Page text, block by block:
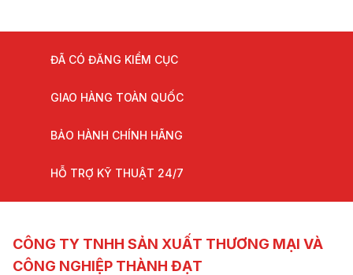
ĐÃ CÓ ĐĂNG KIỂM CỤC
GIAO HÀNG TOÀN QUỐC
BẢO HÀNH CHÍNH HÃNG
HỖ TRỢ KỸ THUẬT 24/7
CÔNG TY TNHH SẢN XUẤT THƯƠNG MẠI VÀ
CÔNG NGHIỆP THÀNH ĐẠT